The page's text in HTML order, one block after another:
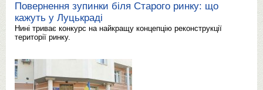
Повернення зупинки біля Старого ринку: що
кажуть у Луцькраді
Нині триває конкурс на найкращу концепцію реконструкції
території ринку.